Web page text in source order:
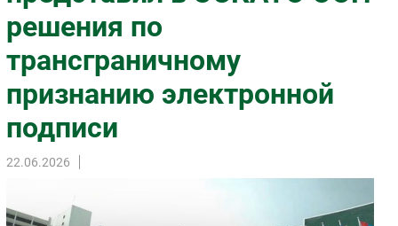
Интернет
Фиксированная связь
Интеграция
Рынок ПК
Маркетинг
Торговые сети
ПО
решения по
трансграничному
признанию электронной
подписи
22.06.2026